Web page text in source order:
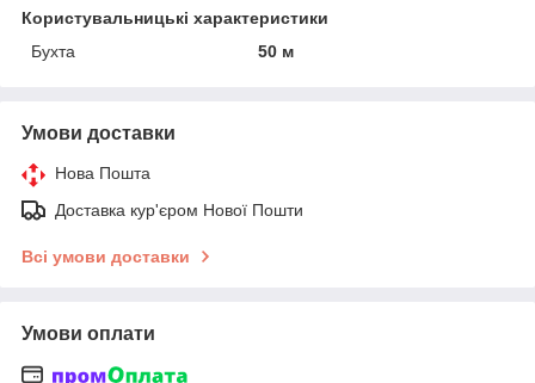
Користувальницькі характеристики
Бухта
50 м
Умови доставки
Нова Пошта
Доставка кур'єром Нової Пошти
Всі умови доставки
Умови оплати